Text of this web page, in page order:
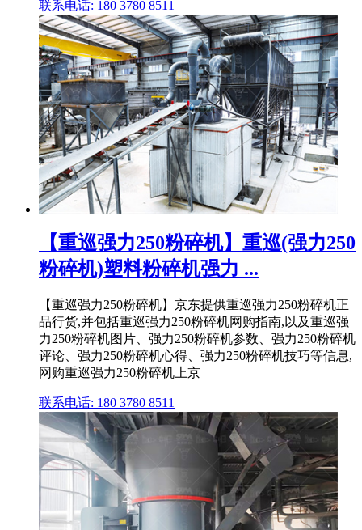
联系电话: 180 3780 8511
【重巡强力250粉碎机】重巡(强力250
粉碎机)塑料粉碎机强力 ...
【重巡强力250粉碎机】京东提供重巡强力250粉碎机正
品行货,并包括重巡强力250粉碎机网购指南,以及重巡强
力250粉碎机图片、强力250粉碎机参数、强力250粉碎机
评论、强力250粉碎机心得、强力250粉碎机技巧等信息,
网购重巡强力250粉碎机上京
联系电话: 180 3780 8511